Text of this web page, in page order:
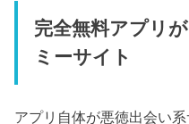
完全無料アプリ
ミーサイト
アプリ自体が悪徳出会い